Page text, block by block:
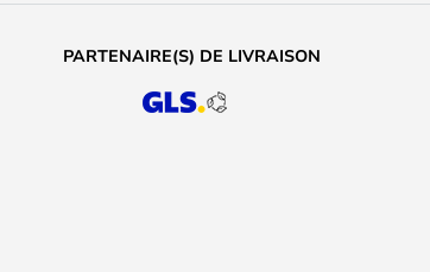
PARTENAIRE(S) DE LIVRAISON